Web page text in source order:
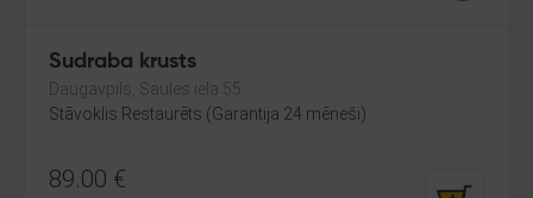
Sudraba krusts
Daugavpils, Saules iela 55
Stāvoklis Restaurēts (Garantija 24 mēneši)
89.00 €